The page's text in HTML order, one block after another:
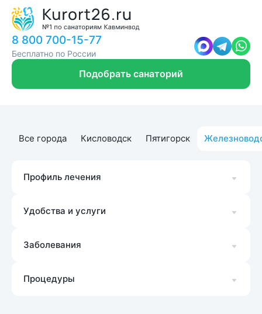
8 800 700-15-77
Бесплатно по России
Подобрать санаторий
Все города Кисловодск Пятигорск
Профиль лечения
Удобства и услуги
Заболевания
Процедуры